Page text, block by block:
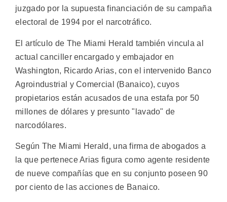
juzgado por la supuesta financiación de su campaña
electoral de 1994 por el narcotráfico.
El artículo de The Miami Herald también vincula al
actual canciller encargado y embajador en
Washington, Ricardo Arias, con el intervenido Banco
Agroindustrial y Comercial (Banaico), cuyos
propietarios están acusados de una estafa por 50
millones de dólares y presunto "lavado" de
narcodólares.
Según The Miami Herald, una firma de abogados a
la que pertenece Arias figura como agente residente
de nueve compañías que en su conjunto poseen 90
por ciento de las acciones de Banaico.